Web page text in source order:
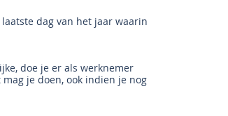
dag van het jaar waarin
doe je er als werknemer
je doen, ook indien je nog